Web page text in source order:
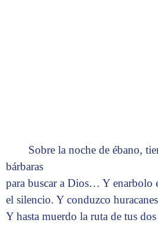
Sobre la noche de ébano,
bárbaras
para buscar a Dios… Y enarbolo
el silencio. Y conduzco
Y hasta muerdo la ruta de tus